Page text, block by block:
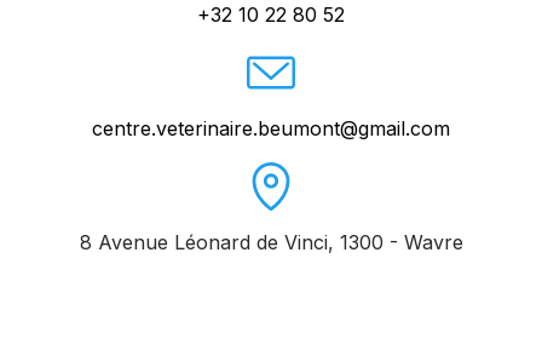
+32 10 22 80 52
centre.veterinaire.beumont@gmail.com
8 Avenue Léonard de Vinci, 1300 - Wavre